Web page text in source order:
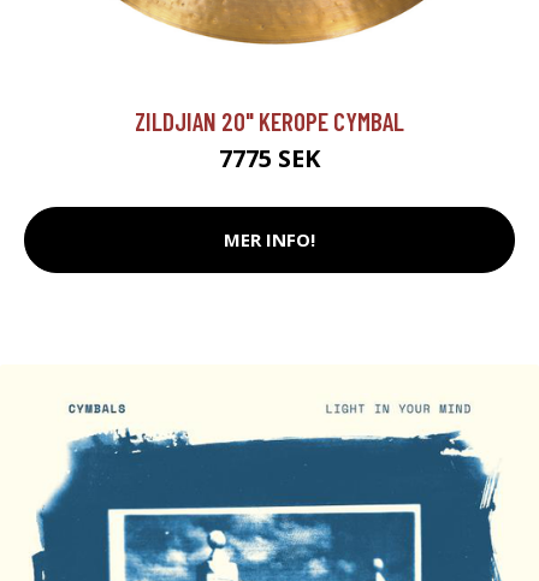
ZILDJIAN 20" KEROPE CYMBAL
7775 SEK
MER INFO!